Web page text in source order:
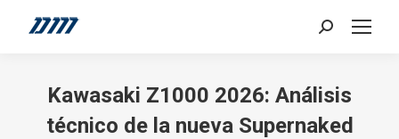
Search:
Kawasaki Z1000 2026: Análisis
técnico de la nueva Supernaked